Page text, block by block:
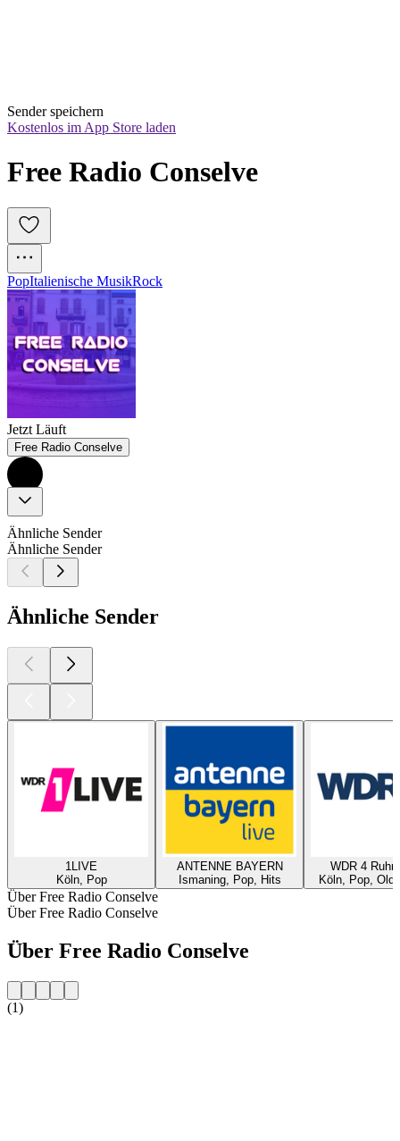
Sender speichern
Kostenlos im App Store laden
Free Radio Conselve
PopItalienische MusikRock
Jetzt Läuft
Free Radio Conselve
Ähnliche Sender
Ähnliche Sender
Ähnliche Sender
1LIVE
Köln, Pop
ANTENNE BAYERN
Ismaning, Pop, Hits
WDR 4
Köln, Pop,
Über Free Radio Conselve
Über Free Radio Conselve
Über Free Radio Conselve
(1)